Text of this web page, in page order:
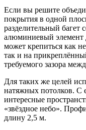
Если вы решите
покрытия в одной
разделительный багет
алюминиевый элемент
может крепиться как
так и на
требуемого зазора
Для таких же целей
натяжных потолков. С
интересные
«звёздное небо».
длину 2,5 м.